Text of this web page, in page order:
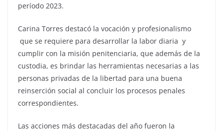
período 2023.
Carina Torres destacó la vocación y profesionalismo
que se requiere para desarrollar la labor diaria y
cumplir con la misión penitenciaria, que además de la
custodia, es brindar las herramientas necesarias a las
personas privadas de la libertad para una buena
reinserción social al concluir los procesos penales
correspondientes.
Las acciones más destacadas del año fueron la